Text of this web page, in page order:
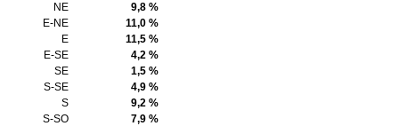
NE
9,8 %
E-NE
11,0 %
E
11,5 %
E-SE
4,2 %
SE
1,5 %
S-SE
4,9 %
S
9,2 %
S-SO
7,9 %